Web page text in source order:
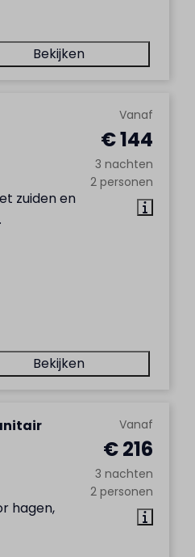
Bekijken
Vanaf
€ 144
3 nachten
2 personen
zuiden en
Bekijken
Vanaf
€ 216
3 nachten
2 personen
hagen,